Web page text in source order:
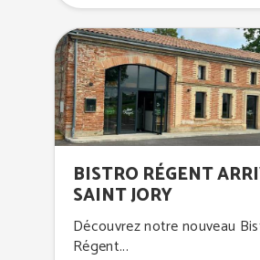
BISTRO RÉGENT
SAINT JORY
Découvrez notre nouveau
Régent...